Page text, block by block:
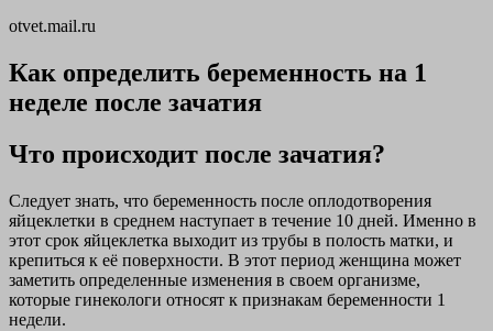
otvet.mail.ru
Как определить беременность на 1
неделе после зачатия
Что происходит после зачатия?
Следует знать, что беременность после оплодотворения
яйцеклетки в среднем наступает в течение 10 дней. Именно в
этот срок яйцеклетка выходит из трубы в полость матки, и
крепиться к её поверхности. В этот период женщина может
заметить определенные изменения в своем организме,
которые гинекологи относят к признакам беременности 1
недели.